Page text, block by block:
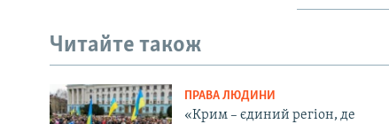
Читайте також
ПРАВА ЛЮДИНИ
«Крим – єдиний регіон, де